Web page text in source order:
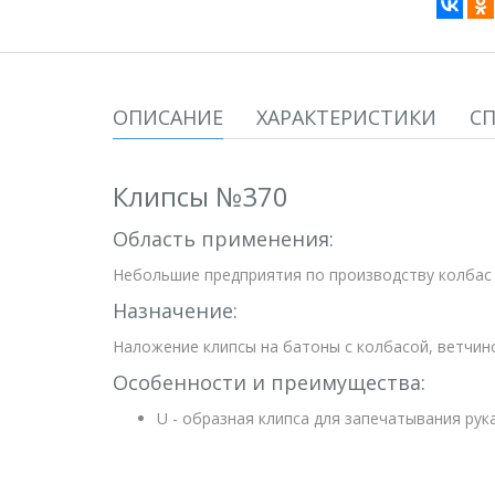
ОПИСАНИЕ ХАРАКТЕРИСТИКИ
Клипсы №370
Область применения:
Небольшие предприятия по производству
Назначение:
Наложение клипсы на батоны с колбасой,
Особенности и преимущества:
U - образная клипса для запечатывания